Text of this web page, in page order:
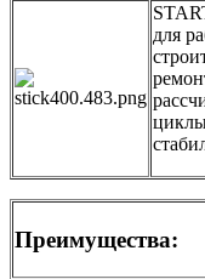
для
Преимущества: